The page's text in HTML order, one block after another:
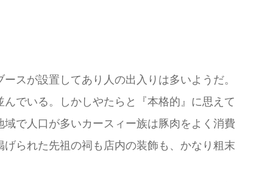
スが設置してあり人の出入りは多いようだ。
でいる。しかしやたらと『本格的』に思えて
で人口が多いカースィー族は豚肉をよく消費
られた先祖の祠も店内の装飾も、かなり粗末